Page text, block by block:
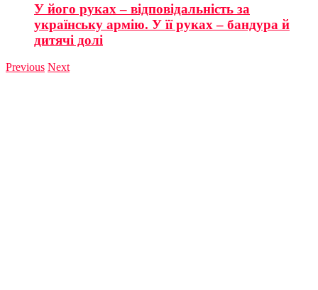
У його руках – відповідальність за
українську армію. У її руках – бандура й
дитячі долі
Previous Next